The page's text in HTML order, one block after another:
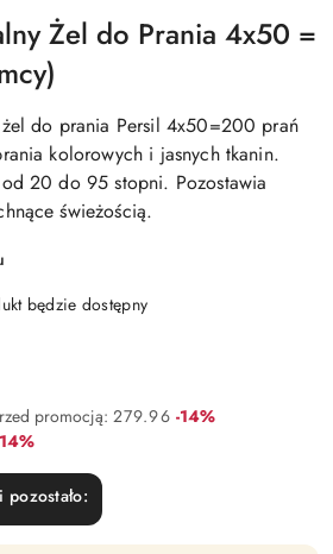
Żel do Prania 4x50 =
do prania Persil 4x50=200 prań
kolorowych i jasnych tkanin.
od 20 do 95 stopni. Pozostawia
świeżością.
będzie dostępny
promocją: 279.96 Rabat:
-14%